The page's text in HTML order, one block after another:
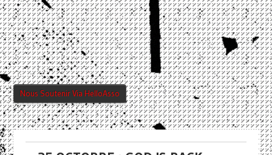
Nous Soutenir Via HelloAsso